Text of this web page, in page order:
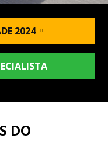
2024
DO